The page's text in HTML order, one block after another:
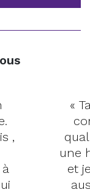
,
«
une
et